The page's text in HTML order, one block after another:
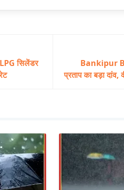
सिलेंडर
Bankipur
प्रताप का बड़ा दांव,